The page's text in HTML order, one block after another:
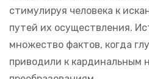
стимулируя человека к
путей их осуществления.
множество фактов, когда
приводили к кардинальным